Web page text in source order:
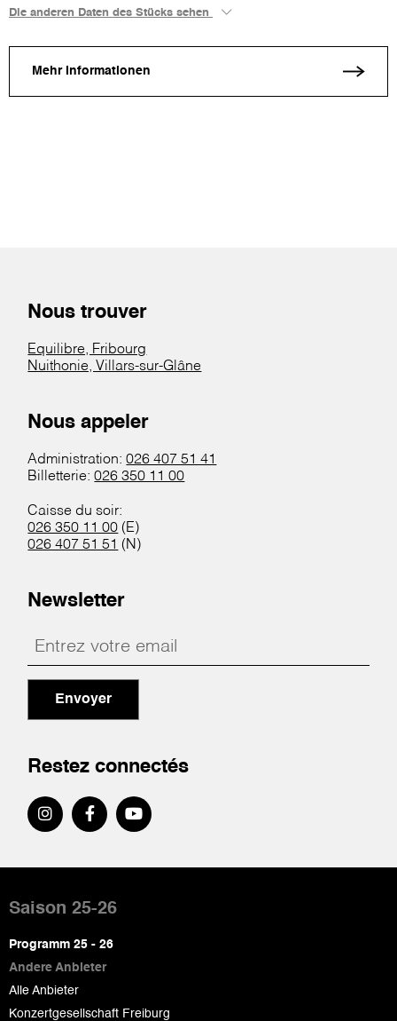
Die anderen Daten des Stücks sehen
Mehr Informationen
Nous trouver
Equilibre, Fribourg
Nuithonie, Villars-sur-Glâne
Nous appeler
Administration:026 407 51 41
Billetterie:026 350 11 00
Caisse du soir:
026 350 11 00 (E)
026 407 51 51 (N)
Newsletter
Envoyer
Restez connectés
de
page
Saison 25-26
Programm 25 - 26
Andere Anbieter
Alle Anbieter
Konzertgesellschaft Freiburg